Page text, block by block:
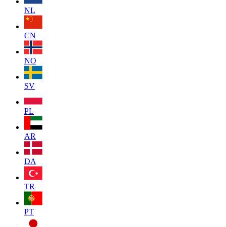
NL
CN
NO
SV
PL
AR
DA
TR
PT